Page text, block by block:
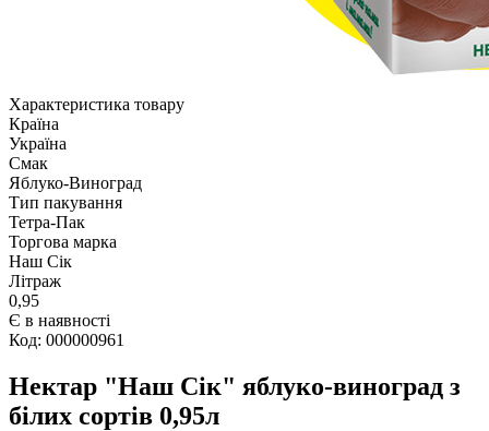
Характеристика товару
Країна
Україна
Смак
Яблуко-Виноград
Тип пакування
Тетра-Пак
Торгова марка
Наш Сік
Літраж
0,95
Є в наявності
Код: 000000961
Нектар "Наш Сік" яблуко-виноград з
білих сортів 0,95л